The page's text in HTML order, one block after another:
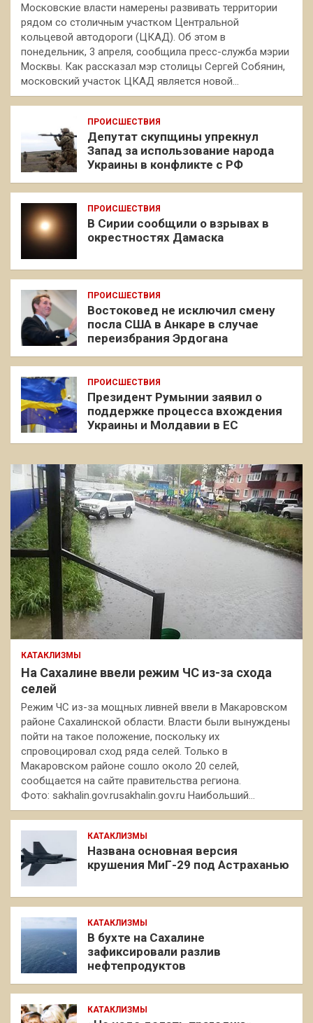
Московские власти намерены развивать территории
рядом со столичным участком Центральной
кольцевой автодороги (ЦКАД). Об этом в
понедельник, 3 апреля, сообщила пресс-служба мэрии
Москвы. Как рассказал мэр столицы Сергей Собянин,
московский участок ЦКАД является новой…
ПРОИСШЕСТВИЯ
Депутат скупщины упрекнул
Запад за использование народа
Украины в конфликте с РФ
ПРОИСШЕСТВИЯ
В Сирии сообщили о взрывах в
окрестностях Дамаска
ПРОИСШЕСТВИЯ
Востоковед не исключил смену
посла США в Анкаре в случае
переизбрания Эрдогана
ПРОИСШЕСТВИЯ
Президент Румынии заявил о
поддержке процесса вхождения
Украины и Молдавии в ЕС
КАТАКЛИЗМЫ
На Сахалине ввели режим ЧС из-за схода
селей
Режим ЧС из-за мощных ливней ввели в Макаровском
районе Сахалинской области. Власти были вынуждены
пойти на такое положение, поскольку их
спровоцировал сход ряда селей. Только в
Макаровском районе сошло около 20 селей,
сообщается на сайте правительства региона.
Фото: sakhalin.gov.rusakhalin.gov.ru Наибольший…
КАТАКЛИЗМЫ
Названа основная версия
крушения МиГ-29 под Астраханью
КАТАКЛИЗМЫ
В бухте на Сахалине
зафиксировали разлив
нефтепродуктов
КАТАКЛИЗМЫ